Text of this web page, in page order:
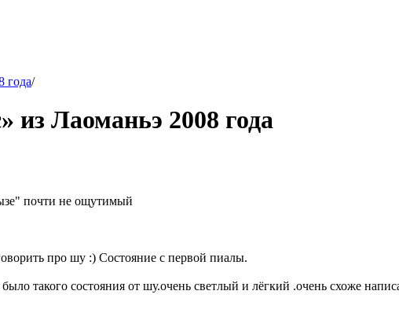
года/
из Лаоманьэ 2008 года
почти не ощутимый
про шу :) Состояние с первой пиалы.
такого состояния от шу.очень светлый и лёгкий .очень схоже